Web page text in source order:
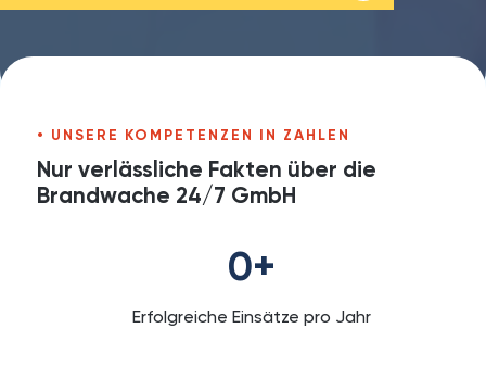
UNSERE KOMPETENZEN IN ZAHLEN
Nur verlässliche Fakten über die
Brandwache 24/7 GmbH
0+
Erfolgreiche Einsätze pro Jahr